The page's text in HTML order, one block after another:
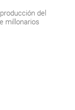
del
millonarios